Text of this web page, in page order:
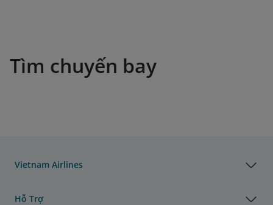
Tìm chuyến bay
Vietnam Airlines
Hỗ Trợ